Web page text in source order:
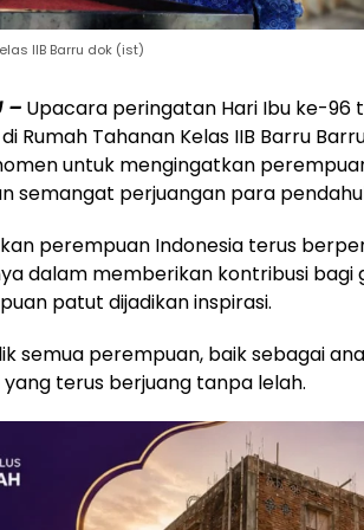
IIB Barru dok (ist)
– Upacara peringatan Hari Ibu ke-96
Rumah Tahanan Kelas IIB Barru
untuk mengingatkan
semangat perjuangan para
perempuan Indonesia terus
dalam memberikan kontribusi bagi
patut dijadikan inspirasi.
semua perempuan, baik sebagai
terus berjuang tanpa lelah.